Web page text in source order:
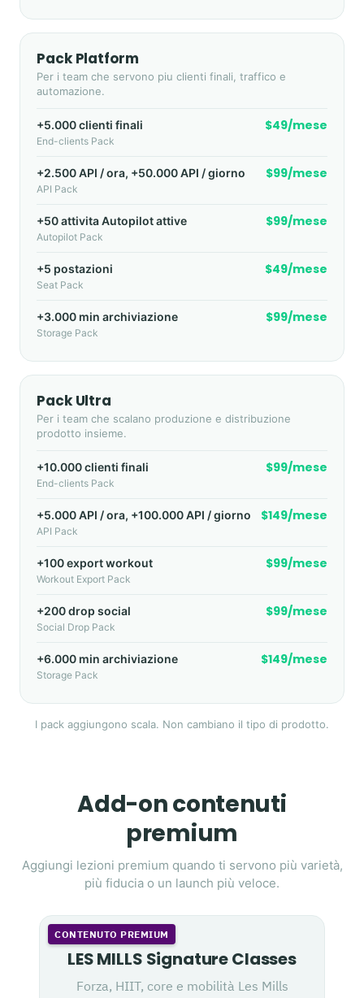
Pack Platform
Per i team che servono piu clienti finali, traffico e
automazione.
+5.000 clienti finali $49/mese
End-clients Pack
+2.500 API / ora, +50.000 API / giorno $99/mese
API Pack
+50 attivita Autopilot attive $99/mese
Autopilot Pack
+5 postazioni $49/mese
Seat Pack
+3.000 min archiviazione $99/mese
Storage Pack
Pack Ultra
Per i team che scalano produzione e distribuzione
prodotto insieme.
+10.000 clienti finali $99/mese
End-clients Pack
+5.000 API / ora, +100.000 API / giorno $149/mese
API Pack
+100 export workout $99/mese
Workout Export Pack
+200 drop social $99/mese
Social Drop Pack
+6.000 min archiviazione $149/mese
Storage Pack
I pack aggiungono scala. Non cambiano il tipo di prodotto.
Add-on contenuti
premium
Aggiungi lezioni premium quando ti servono più varietà,
più fiducia o un launch più veloce.
CONTENUTO PREMIUM
LES MILLS Signature Classes
Forza, HIIT, core e mobilità Les Mills